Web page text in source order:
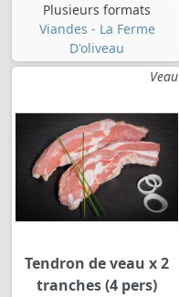
Plusieurs formats
Viandes - La Ferme
D'oliveau
Veau
Tendron de veau x 2
tranches (4 pers)